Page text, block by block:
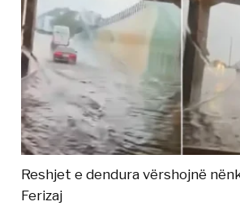
Reshjet e dendura vërshojnë
Ferizaj